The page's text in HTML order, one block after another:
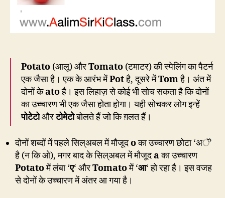
Potato (आलू) औरTomato (टमाटर) की स्पेलिंग का पैटर्न
एक जैसा है। एक के आरंभ मेंPotहै, दूसरे मेंTomहै। अंत में
दोनों केatoहै। इस लिहाज़ से कोई भी सोच सकता है कि दोनों
का उच्चारण भी एक जैसा होता होगा। यही सोचकर लोग इन्हें
पोटेटोऔरटोमेटोबोलते हैं जो कि ग़लत हैं।
दोनों शब्दों में पहले सिल्अबल में मौजूदoका उच्चारण छोटा ‘अॅ’
है (न कि ओ), मगर बाद के सिल्अबल में मौजूदaका उच्चारण
Potatoमें लंबा ‘ए‘ औरTomatoमें ‘आ‘ हो रहा है। इस वजह
से दोनों के उच्चारण में अंतर आ गया है।